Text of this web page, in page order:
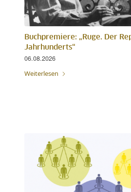
Buchpremiere: „Ruge. Der
Jahrhunderts“
06.08.2026
Weiterlesen